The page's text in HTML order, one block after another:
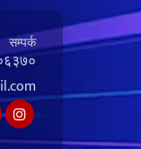
सम्पर्क